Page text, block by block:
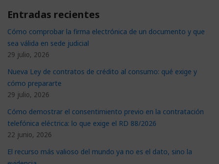
Entradas recientes
Cómo comprobar la firma electrónica de un documento y que
sea válida en sede judicial
29 julio, 2026
Nueva Ley de contratos de crédito al consumo: qué exige y
cómo prepararte
29 julio, 2026
Cómo demostrar el consentimiento previo en la contratación
telefónica eléctrica: lo que exige el RD 88/2026
22 junio, 2026
El recurso más valioso del mundo ya no es el dato, sino la